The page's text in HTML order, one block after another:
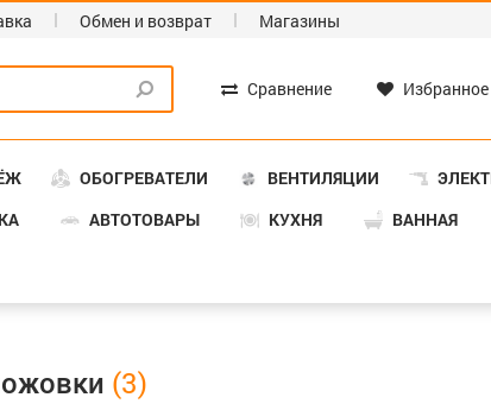
Обмен и возврат Магазины
Сравнение Избранное
ОБОГРЕВАТЕЛИ ВЕНТИЛЯЦИИ
АВТОТОВАРЫ КУХНЯ ВАННАЯ